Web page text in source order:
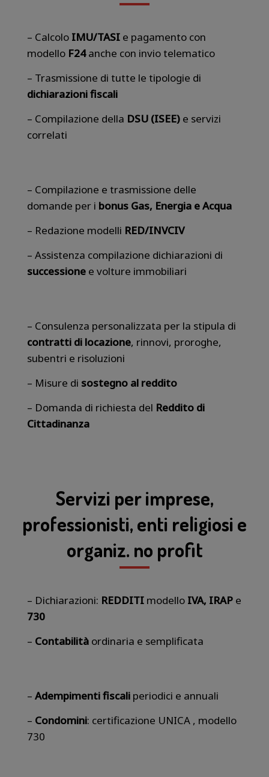
– Calcolo IMU/TASI e pagamento con
modello F24anche con invio telematico
– Trasmissione di tutte le tipologie di
dichiarazioni fiscali
– Compilazione della DSU (ISEE) e servizi
correlati
– Compilazione e trasmissione delle
domande per i bonus Gas, Energia e Acqua
– Redazione modelli RED/INVCIV
– Assistenza compilazione dichiarazioni di
successione e volture immobiliari
– Consulenza personalizzata per la stipula di
contratti di locazione, rinnovi, proroghe,
subentri e risoluzioni
– Misure di sostegno al reddito
– Domanda di richiesta del Reddito di
Cittadinanza
Servizi per imprese,
professionisti, enti religiosi e
organiz. no profit
– Dichiarazioni: REDDITI modello IVA, IRAP e
730
– Contabilità ordinaria e semplificata
– Adempimenti fiscali periodici e annuali
– Condomini: certificazione UNICA , modello
730